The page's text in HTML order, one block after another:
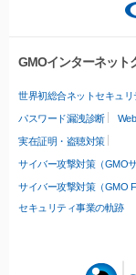
GMOインターネット
世界初総合ネットセキュリ
パスワード漏洩診断
実在証明・盗聴対策
サイバー攻撃対策（GMO
サイバー攻撃対策（GMO
セキュリティ事業の軌跡